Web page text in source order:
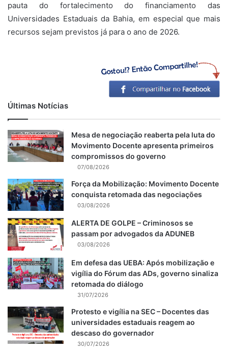
pauta do fortalecimento do financiamento das
Universidades Estaduais da Bahia, em especial que mais
recursos sejam previstos já para o ano de 2026.
Últimas Notícias
Mesa de negociação reaberta pela luta do
Movimento Docente apresenta primeiros
compromissos do governo
07/08/2026
Força da Mobilização: Movimento Docente
conquista retomada das negociações
03/08/2026
ALERTA DE GOLPE – Criminosos se
passam por advogados da ADUNEB
03/08/2026
Em defesa das UEBA: Após mobilização e
vigília do Fórum das ADs, governo sinaliza
retomada do diálogo
31/07/2026
Protesto e vigília na SEC – Docentes das
universidades estaduais reagem ao
descaso do governador
30/07/2026